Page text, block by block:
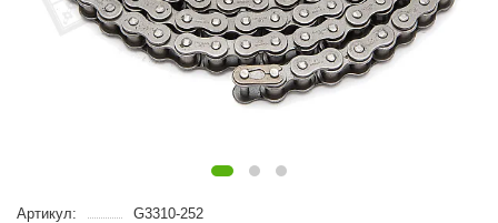
Артикул:
G3310-252